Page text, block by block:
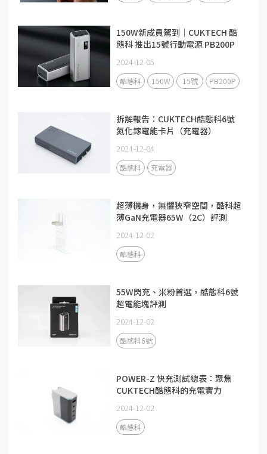
150W新成員駕到｜CUKTECH 酷
態科 推出15號行動電源 PB200P
2024-12-05
酷態科 150W 15號 PB200P
拆解報告：CUKTECH酷態科6號
氮化鎵電能卡片（充電器）
2024-12-04
酷態科 充電器
超薄機身，無懼狹窄空間，酷科超
薄GaN充電器65W（2C）評測
2024-12-02
酷態科
55W閃充、米粉首選，酷態科6號
超電能塊評測
2024-12-02
酷態科6號
POWER-Z 快充測試總表：聚焦
CUKTECH酷態科的充電實力
2024-12-02
酷態科